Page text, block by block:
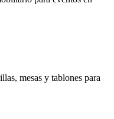
mesas y tablones para